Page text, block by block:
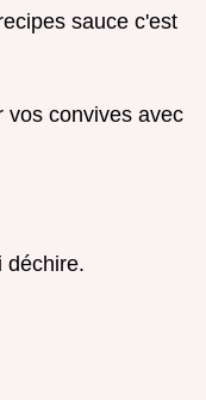
sauce c'est
convives avec
déchire.